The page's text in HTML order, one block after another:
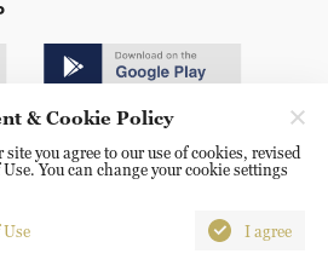
All Rights Reserved. 16A
China. 100040
& Cookie Policy
you agree to our use of cookies, revised
You can change your cookie settings
I agree